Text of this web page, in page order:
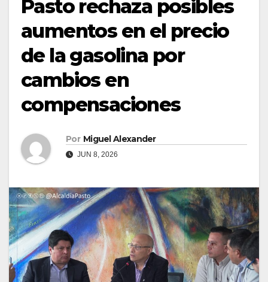
Pasto rechaza posibles
aumentos en el precio
de la gasolina por
cambios en
compensaciones
Por Miguel Alexander
JUN 8, 2026